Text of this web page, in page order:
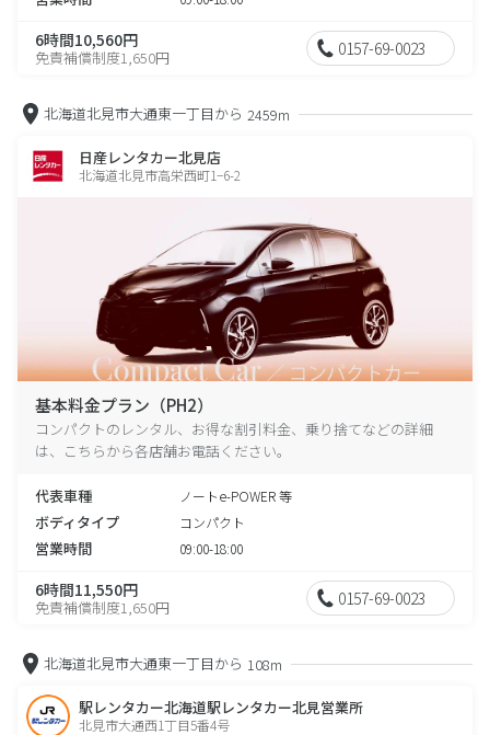
6時間10,560円
免責補償制度1,650円 0157-69-0023
北海道北見市大通東一丁目から 2459m
日産レンタカー北見店
北海道北見市高栄西町1−6-2
基本料金プラン（PH2）
コンパクトのレンタル、お得な割引料金、乗り捨てなどの詳細
は、こちらから各店舗お電話ください。
代表車種 ノートe-POWER 等
ボディタイプ コンパクト
営業時間 09:00-18:00
6時間11,550円
免責補償制度1,650円 0157-69-0023
北海道北見市大通東一丁目から 108m
駅レンタカー北海道駅レンタカー北見営業所
北見市大通西1丁目5番4号